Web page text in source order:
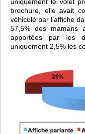
brochure, elle avait
véhiculé par l’affiche
57,5% des mamans
apportées par les
uniquement 2,5% les